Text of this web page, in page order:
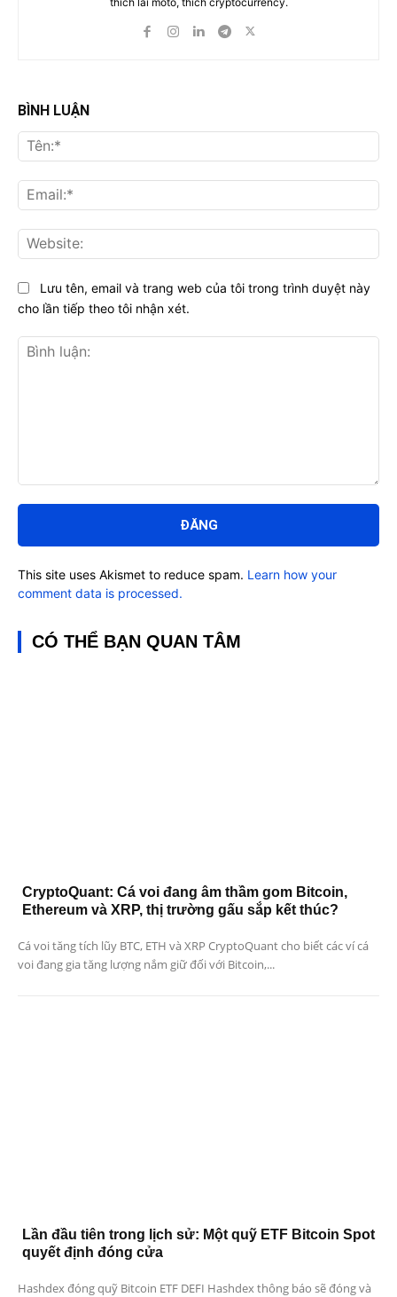
BÌNH LUẬN
luận:
Lưu tên, email và trang web của tôi trong trình duyệt này
cho lần tiếp theo tôi nhận xét.
This site uses Akismet to reduce spam. Learn how your
comment data is processed.
CÓ THỂ BẠN QUAN TÂM
CryptoQuant: Cá voi đang âm thầm gom Bitcoin,
Ethereum và XRP, thị trường gấu sắp kết thúc?
Cá voi tăng tích lũy BTC, ETH và XRP CryptoQuant cho biết các ví cá
voi đang gia tăng lượng nắm giữ đối với Bitcoin,...
Lần đầu tiên trong lịch sử: Một quỹ ETF Bitcoin Spot
quyết định đóng cửa
Hashdex đóng quỹ Bitcoin ETF DEFI Hashdex thông báo sẽ đóng và